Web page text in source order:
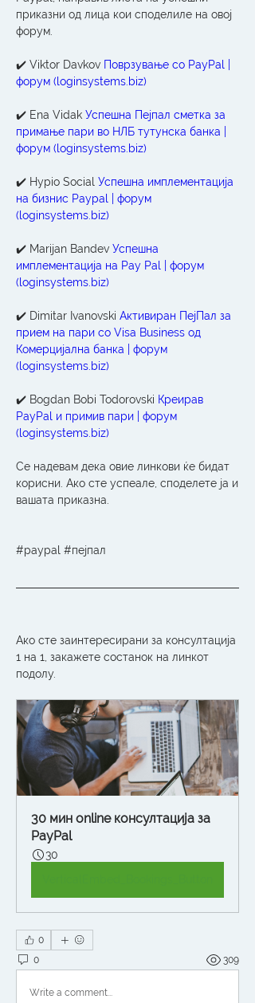
приказни од лица кои споделиле на овој
форум.
✔️ Viktor Davkov Поврзување со PayPal |
форум (loginsystems.biz)
✔️ Ena Vidak Успешна Пејпал сметка за
примање пари во НЛБ тутунска банка |
форум (loginsystems.biz)
✔️ Hypio Social Успешна имплементација
на бизнис Paypal | форум
(loginsystems.biz)
✔️ Marijan Bandev Успешна
имплементација на Pay Pal | форум
(loginsystems.biz)
✔️ Dimitar Ivanovski Активиран ПејПал за
прием на пари со Visa Business од
Комерцијална банка | форум
(loginsystems.biz)
✔️ Bogdan Bobi Todorovski Креирав
PayPal и примив пари | форум
(loginsystems.biz)
Се надевам дека овие линкови ќе бидат
корисни. Ако сте успеале, споделете ја и
вашата приказна.
#paypal #пејпал
Ако сте заинтересирани за консултација
1 на 1, закажете состанок на линкот
подолу.
30 мин online консултација за
PayPal
30
0
0
309
Write a comment...